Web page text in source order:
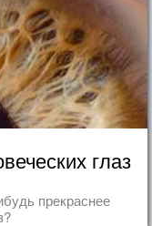
глаз
прекраснее